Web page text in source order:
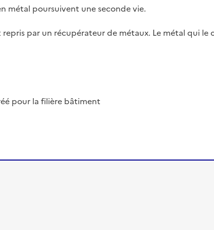
métal poursuivent une seconde vie.
par un récupérateur de métaux. Le métal qui
pour la filière bâtiment